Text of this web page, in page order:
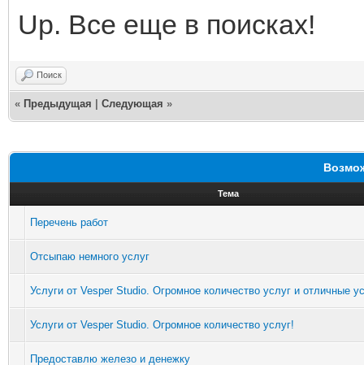
Up. Все еще в поисках!
Поиск
« Предыдущая Следующая »
Тема
Перечень работ
Отсыпаю немного услуг
Услуги от Vesper Studio. Огромное количество услуг и отличные
Услуги от Vesper Studio. Огромное количество услуг!
Предоставлю железо и денежку